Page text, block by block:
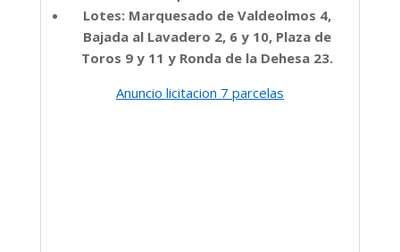
Lotes: Marquesado de Valdeolmos 4,
Bajada al Lavadero 2, 6 y 10, Plaza de
Toros 9 y 11 y Ronda de la Dehesa 23.
Anuncio licitacion 7 parcelas